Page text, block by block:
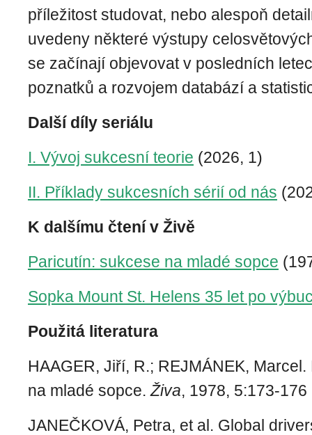
příležitost studovat, nebo alespoň
uvedeny některé výstupy
se začínají objevovat v posledních
poznatků a rozvojem databází a
Další díly seriálu
I. Vývoj sukcesní teorie (2026, 1)
II. Příklady sukcesních sérií od nás
K dalšímu čtení v Živě
Paricutín: sukcese na mladé sopce
Sopka Mount St. Helens 35 let po
Použitá literatura
HAAGER, Jiří, R.; REJMÁNEK,
na mladé sopce.Živa, 1978, 5:173-176
JANEČKOVÁ, Petra, et al. Global